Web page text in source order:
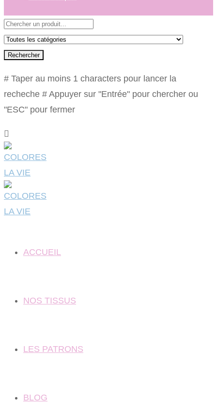
Rechercher
# Taper au moins 1 characters pour lancer la
recheche # Appuyer sur "Entrée" pour chercher ou
"ESC" pour fermer
ACCUEIL
NOS TISSUS
LES PATRONS
BLOG